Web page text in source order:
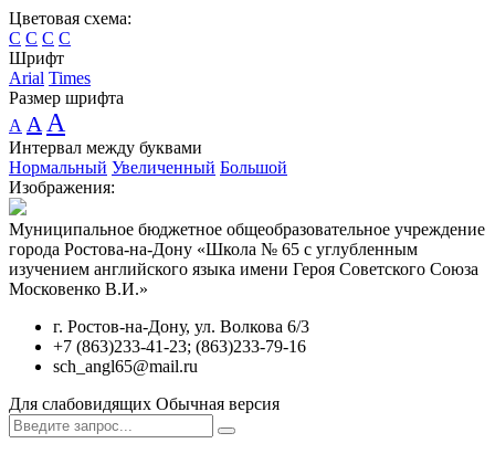
Цветовая схема:
C C C C
Шрифт
Arial Times
Размер шрифта
A A A
Интервал между буквами
Нормальный Увеличенный Большой
Изображения:
Муниципальное бюджетное общеобразовательное учреждение
города Ростова-на-Дону «Школа № 65 с углубленным
изучением английского языка имени Героя Советского Союза
Московенко В.И.»
г. Ростов-на-Дону, ул. Волкова 6/3
+7 (863)233-41-23; (863)233-79-16
sch_angl65@mail.ru
Для слабовидящих Обычная версия